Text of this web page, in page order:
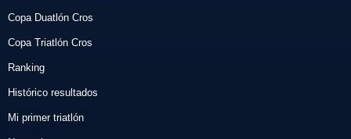
Copa Duatlón Cros
Copa Triatlón Cros
Ranking
Histórico resultados
Mi primer triatlón